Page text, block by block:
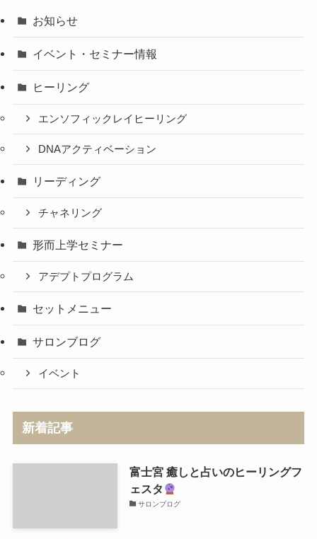
お知らせ
イベント・セミナー情報
ヒーリング
エンソフィックレイヒーリング
DNAアクティベーション
リーディング
チャネリング
形而上学セミナー
アデプトプログラム
セットメニュー
サロンブログ
イベント
新着記事
富士宮 癒しと占いのヒーリングフ
ェスタ
サロンブログ